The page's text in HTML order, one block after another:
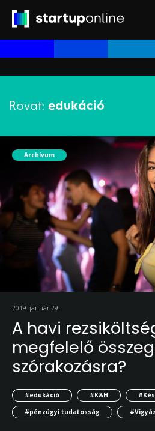
Rovat: edukáció
Archívum
2019. január 29.
A havi
megfelelő
szórakozásra?
#edukáció #K&H
#pénzügyi tudatosság